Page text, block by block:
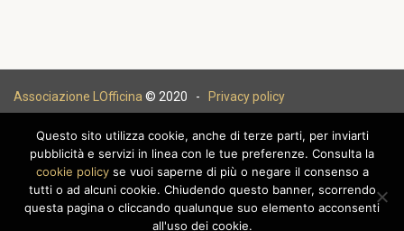
Associazione LOfficina © 2020 - Privacy policy
Questo sito utilizza cookie, anche di terze parti, per inviarti
pubblicità e servizi in linea con le tue preferenze. Consulta la
cookie policyse vuoi saperne di più o negare il consenso a
tutti o ad alcuni cookie. Chiudendo questo banner, scorrendo
questa pagina o cliccando qualunque suo elemento acconsenti
all'uso dei cookie.